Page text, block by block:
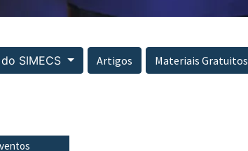
SIMECS Artigos Materiais Gratuitos